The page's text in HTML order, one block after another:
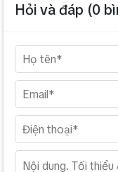
Hỏi và đáp (0